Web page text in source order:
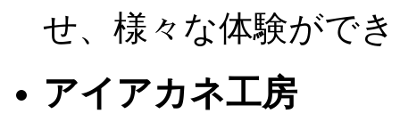
せ、様々な体験がで
アイアカネ工房